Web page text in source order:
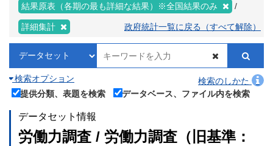
結果原表（各期の最も詳細な結果）※全国結果のみ
詳細集計 政府統計一覧に戻る（すべて解除）
検索オプション
検索のしかた
提供分類、表題を検索
データベース、ファイル内を検索
データセット情報
労働力調査 / 労働力調査（旧基準：